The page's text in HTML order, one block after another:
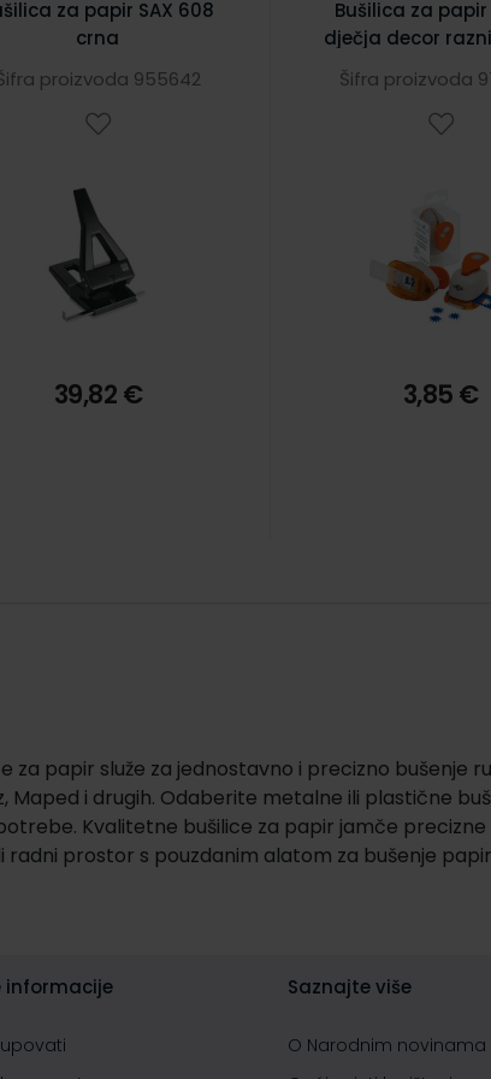
za papir SAX 608
crna
proizvoda 955642
39,82 €
Bušilica za
dječja decor
Šifra proizvoda
3,85 €
za papir služe za jednostavno i precizno bušenje
Maped i drugih. Odaberite metalne ili plastične
Kvalitetne bušilice za papir jamče
radni prostor s pouzdanim alatom za bušenje
informacije Saznajte više
O Narodnim novinama